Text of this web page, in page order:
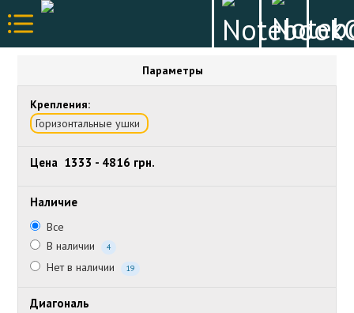
Параметры
Крепления:
Горизонтальные ушки
Цена 1333 - 4816 грн.
Наличие
Все
В наличии
4
Нет в наличии 19
Диагональ